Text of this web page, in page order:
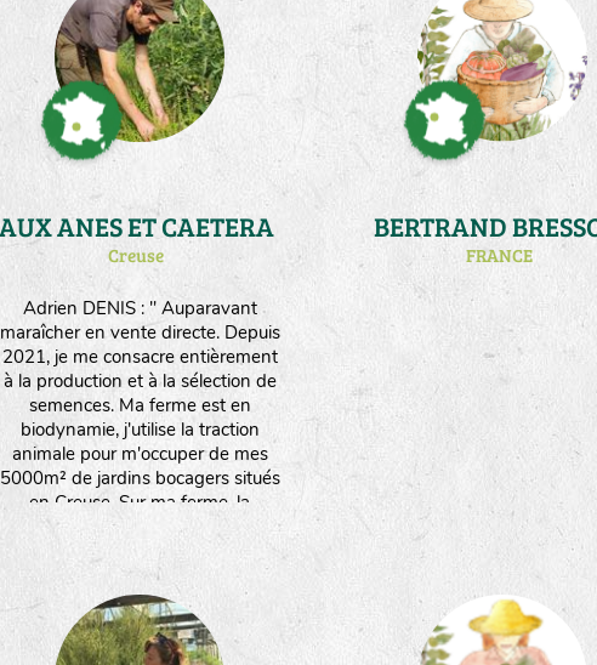
Adrien DENIS : " Auparavant
maraîcher en vente directe. Depuis
2021, je me consacre entièrement
à la production et à la sélection de
semences. Ma ferme est en
biodynamie, j'utilise la traction
animale pour m'occuper de mes
5000m² de jardins bocagers situés
en Creuse. Sur ma ferme, la
ressource en eau est limitée.Ce qui
m'oblige à réfléchir à des stratégies
d'économies d'eau,mais surtout à
adapter mes plantes au stress
hydrique."
AUX ANES ET CAETERA
Creuse
BERTRAND
FRANCE